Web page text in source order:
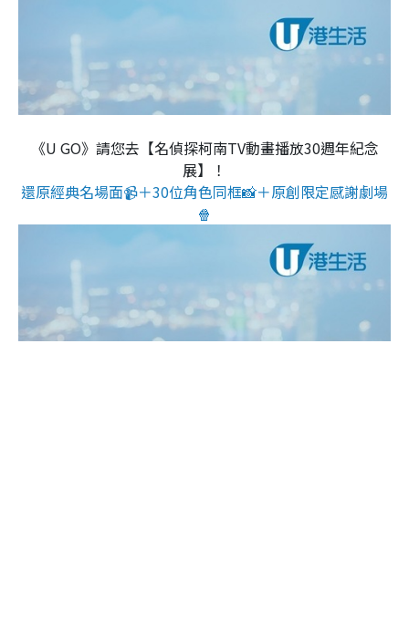
《U GO》請您去【名偵探柯南TV動畫播放30週年紀念
展】！
還原經典名場面📹＋30位角色同框📸＋原創限定感謝劇場
🍿